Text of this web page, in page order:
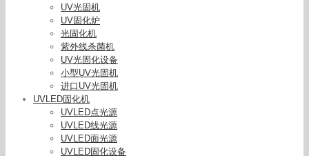
UV光固机
UV固化炉
光固化机
紫外线杀菌机
UV光固化设备
小型UV光固机
进口UV光固机
UVLED固化机
UVLED点光源
UVLED线光源
UVLED面光源
UVLED固化设备